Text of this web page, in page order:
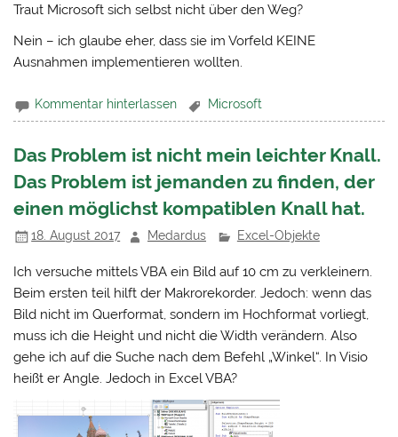
Traut Microsoft sich selbst nicht über den Weg?
Nein – ich glaube eher, dass sie im Vorfeld KEINE
Ausnahmen implementieren wollten.
Kommentar hinterlassen Microsoft
Das Problem ist nicht mein leichter Knall.
Das Problem ist jemanden zu finden, der
einen möglichst kompatiblen Knall hat.
18. August 2017 Medardus Excel-Objekte
Ich versuche mittels VBA ein Bild auf 10 cm zu verkleinern.
Beim ersten teil hilft der Makrorekorder. Jedoch: wenn das
Bild nicht im Querformat, sondern im Hochformat vorliegt,
muss ich die Height und nicht die Width verändern. Also
gehe ich auf die Suche nach dem Befehl „Winkel“. In Visio
heißt er Angle. Jedoch in Excel VBA?